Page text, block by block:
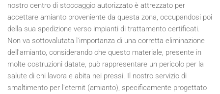
nostro centro di stoccaggio autorizzato è attrezzato per
accettare amianto proveniente da questa zona, occupandosi poi
della sua spedizione verso impianti di trattamento certificati.
Non va sottovalutata l'importanza di una corretta eliminazione
dell'amianto, considerando che questo materiale, presente in
molte costruzioni datate, può rappresentare un pericolo per la
salute di chi lavora e abita nei pressi. Il nostro servizio di
smaltimento per l'eternit (amianto), specificamente progettato